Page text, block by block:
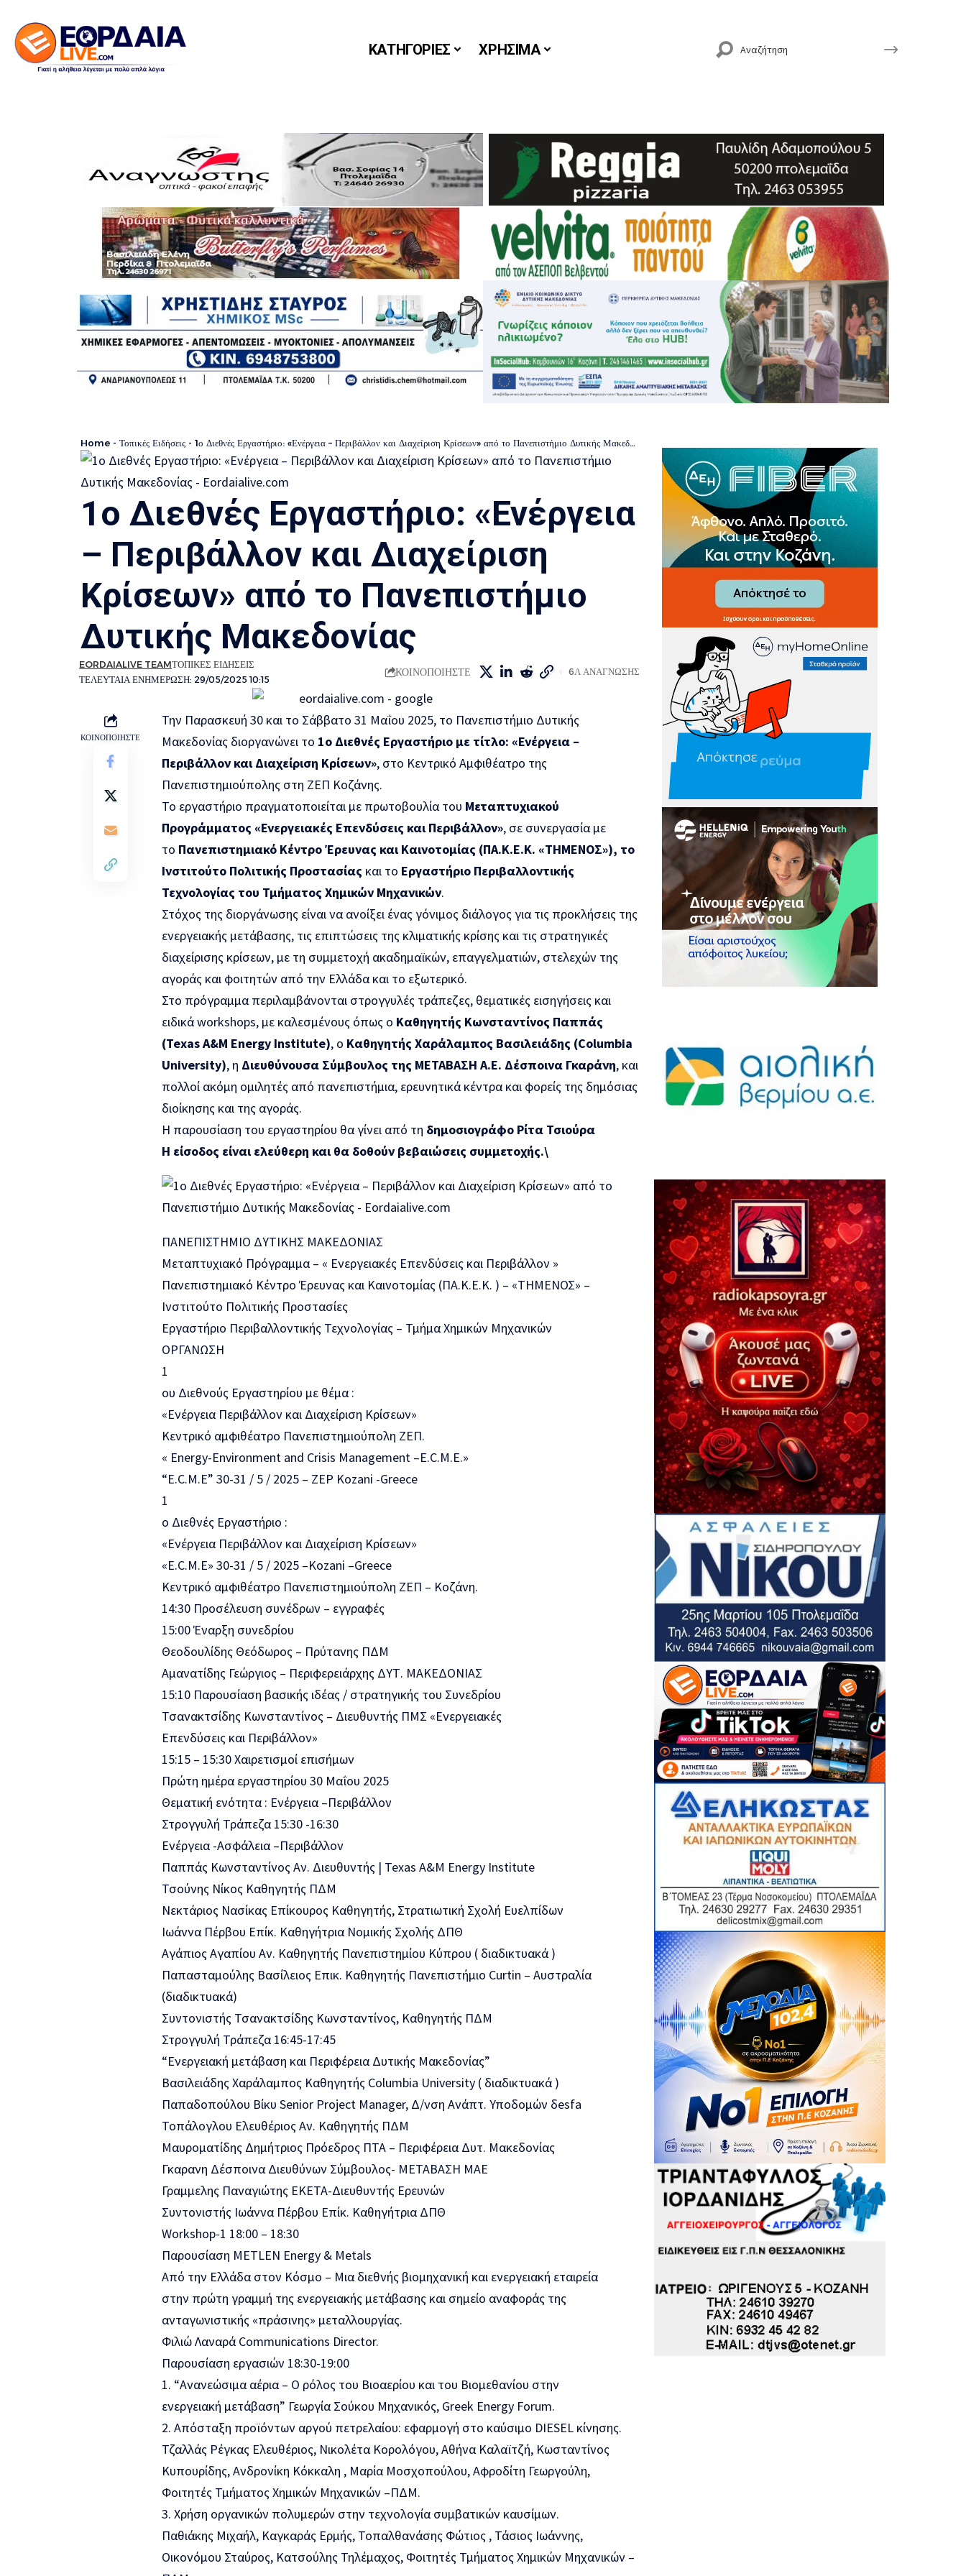
ΚΑΤΗΓΟΡΙΕΣ ΧΡΗΣΙΜΑ
Home - Τοπικές Ειδήσεις - 1ο Διεθνές Εργαστήριο: «Ενέργεια – Περιβάλλον και Διαχείριση Κρίσεων» από το Πανεπιστήμιο Δυτικής Μακεδονίας
1ο Διεθνές Εργαστήριο: «Ενέργεια
– Περιβάλλον και Διαχείριση
Κρίσεων» από το Πανεπιστήμιο
Δυτικής Μακεδονίας
ΤΕΛΕΥΤΑΙΑ ΕΝΗΜΕΡΩΣΗ: 29/05/2025 10:15
EORDAIALIVE TEAMΤΟΠΙΚΕΣ ΕΙΔΗΣΕΙΣ
ΚΟΙΝΟΠΟΙΗΣΤΕ 6Λ ΑΝΑΓΝΩΣΗΣ
ΚΟΙΝΟΠΟΙΗΣΤΕ
Την Παρασκευή 30 και το Σάββατο 31 Μαΐου 2025, το Πανεπιστήμιο Δυτικής
Μακεδονίας διοργανώνει το 1ο Διεθνές Εργαστήριο με τίτλο: «Ενέργεια –
Περιβάλλον και Διαχείριση Κρίσεων», στο Κεντρικό Αμφιθέατρο της
Πανεπιστημιούπολης στη ΖΕΠ Κοζάνης.
Το εργαστήριο πραγματοποιείται με πρωτοβουλία του Μεταπτυχιακού
Προγράμματος «Ενεργειακές Επενδύσεις και Περιβάλλον», σε συνεργασία με
το Πανεπιστημιακό Κέντρο Έρευνας και Καινοτομίας (ΠΑ.Κ.Ε.Κ. «ΤΗΜΕΝΟΣ»), το
Ινστιτούτο Πολιτικής Προστασίας και το Εργαστήριο Περιβαλλοντικής
Τεχνολογίας του Τμήματος Χημικών Μηχανικών.
Στόχος της διοργάνωσης είναι να ανοίξει ένας γόνιμος διάλογος για τις προκλήσεις της
ενεργειακής μετάβασης, τις επιπτώσεις της κλιματικής κρίσης και τις στρατηγικές
διαχείρισης κρίσεων, με τη συμμετοχή ακαδημαϊκών, επαγγελματιών, στελεχών της
αγοράς και φοιτητών από την Ελλάδα και το εξωτερικό.
Στο πρόγραμμα περιλαμβάνονται στρογγυλές τράπεζες, θεματικές εισηγήσεις και
ειδικά workshops, με καλεσμένους όπως ο Καθηγητής Κωνσταντίνος Παππάς
(Texas A&M Energy Institute), ο Καθηγητής Χαράλαμπος Βασιλειάδης (Columbia
University), η Διευθύνουσα Σύμβουλος της ΜΕΤΑΒΑΣΗ Α.Ε. Δέσποινα Γκαράνη, και
πολλοί ακόμη ομιλητές από πανεπιστήμια, ερευνητικά κέντρα και φορείς της δημόσιας
διοίκησης και της αγοράς.
Η παρουσίαση του εργαστηρίου θα γίνει από τη δημοσιογράφο Ρίτα Τσιούρα
Η είσοδος είναι ελεύθερη και θα δοθούν βεβαιώσεις συμμετοχής.\
ΠΑΝΕΠΙΣΤΗΜΙΟ ΔΥΤΙΚΗΣ ΜΑΚΕΔΟΝΙΑΣ
Μεταπτυχιακό Πρόγραμμα – « Ενεργειακές Επενδύσεις και Περιβάλλον »
Πανεπιστημιακό Κέντρο Έρευνας και Καινοτομίας (ΠΑ.Κ.Ε.Κ. ) – «ΤΗΜΕΝΟΣ» –
Ινστιτούτο Πολιτικής Προστασίες
Εργαστήριο Περιβαλλοντικής Τεχνολογίας – Τμήμα Χημικών Μηχανικών
ΟΡΓΑΝΩΣΗ
1
ου Διεθνούς Εργαστηρίου με θέμα :
«Ενέργεια Περιβάλλον και Διαχείριση Κρίσεων»
Κεντρικό αμφιθέατρο Πανεπιστημιούπολη ΖΕΠ.
« Energy-Environment and Crisis Management –E.C.M.E.»
“E.C.M.E” 30-31 / 5 / 2025 – ZEP Kozani -Greece
1
ο Διεθνές Εργαστήριο :
«Ενέργεια Περιβάλλον και Διαχείριση Κρίσεων»
«E.C.M.E» 30-31 / 5 / 2025 –Kozani –Greece
Κεντρικό αμφιθέατρο Πανεπιστημιούπολη ΖΕΠ – Κοζάνη.
14:30 Προσέλευση συνέδρων – εγγραφές
15:00 Έναρξη συνεδρίου
Θεοδουλίδης Θεόδωρος – Πρύτανης ΠΔΜ
Αμανατίδης Γεώργιος – Περιφερειάρχης ΔΥΤ. ΜΑΚΕΔΟΝΙΑΣ
15:10 Παρουσίαση βασικής ιδέας / στρατηγικής του Συνεδρίου
Τσανακτσίδης Κωνσταντίνος – Διευθυντής ΠΜΣ «Ενεργειακές
Επενδύσεις και Περιβάλλον»
15:15 – 15:30 Χαιρετισμοί επισήμων
Πρώτη ημέρα εργαστηρίου 30 Μαΐου 2025
Θεματική ενότητα : Ενέργεια –Περιβάλλον
Στρογγυλή Τράπεζα 15:30 -16:30
Ενέργεια -Ασφάλεια –Περιβάλλον
Παππάς Κωνσταντίνος Αν. Διευθυντής | Texas A&M Energy Institute
Τσούνης Νίκος Καθηγητής ΠΔΜ
Νεκτάριος Νασίκας Επίκουρος Καθηγητής, Στρατιωτική Σχολή Ευελπίδων
Ιωάννα Πέρβου Επίκ. Καθηγήτρια Νομικής Σχολής ΔΠΘ
Αγάπιος Αγαπίου Aν. Καθηγητής Πανεπιστημίου Κύπρου ( διαδικτυακά )
Παπασταμούλης Βασίλειος Επικ. Καθηγητής Πανεπιστήμιο Curtin – Αυστραλία
(διαδικτυακά)
Συντονιστής Τσανακτσίδης Κωνσταντίνος, Καθηγητής ΠΔΜ
Στρογγυλή Τράπεζα 16:45-17:45
“Ενεργειακή μετάβαση και Περιφέρεια Δυτικής Μακεδονίας”
Βασιλειάδης Χαράλαμπος Καθηγητής Columbia University ( διαδικτυακά )
Παπαδοπούλου Βίκυ Senior Project Manager, Δ/νση Ανάπτ. Υποδομών δesfa
Τοπάλογλου Ελευθέριος Αν. Καθηγητής ΠΔΜ
Μαυροματίδης Δημήτριος Πρόεδρος ΠΤΑ – Περιφέρεια Δυτ. Μακεδονίας
Γκαρανη Δέσποινα Διευθύνων Σύμβουλος- ΜΕΤΑΒΑΣΗ ΜΑΕ
Γραμμελης Παναγιώτης ΕΚΕΤΑ-Διευθυντής Ερευνών
Συντονιστής Ιωάννα Πέρβου Επίκ. Καθηγήτρια ΔΠΘ
Workshop-1 18:00 – 18:30
Παρουσίαση METLEN Energy & Metals
Από την Ελλάδα στον Κόσμο – Μια διεθνής βιομηχανική και ενεργειακή εταιρεία
στην πρώτη γραμμή της ενεργειακής μετάβασης και σημείο αναφοράς της
ανταγωνιστικής «πράσινης» μεταλλουργίας.
Φιλιώ Λαναρά Communications Director.
Παρουσίαση εργασιών 18:30-19:00
1. “Ανανεώσιμα αέρια – Ο ρόλος του Βιοαερίου και του Βιομεθανίου στην
ενεργειακή μετάβαση” Γεωργία Σούκου Μηχανικός, Greek Energy Forum.
2. Απόσταξη προϊόντων αργού πετρελαίου: εφαρμογή στο καύσιμο DIESEL κίνησης.
Τζαλλάς Ρέγκας Ελευθέριος, Νικολέτα Κορολόγου, Αθήνα Καλαϊτζή, Κωσταντίνος
Κυπουρίδης, Ανδρονίκη Κόκκαλη , Μαρία Μοσχοπούλου, Αφροδίτη Γεωργούλη,
Φοιτητές Τμήματος Χημικών Μηχανικών –ΠΔΜ.
3. Χρήση οργανικών πολυμερών στην τεχνολογία συμβατικών καυσίμων.
Παθιάκης Μιχαήλ, Καγκαράς Ερμής, Τοπαλθανάσης Φώτιος , Τάσιος Ιωάννης,
Οικονόμου Σταύρος, Κατσούλης Τηλέμαχος, Φοιτητές Τμήματος Χημικών Μηχανικών –